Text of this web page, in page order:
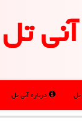
آنی تل
درباره آنی تل